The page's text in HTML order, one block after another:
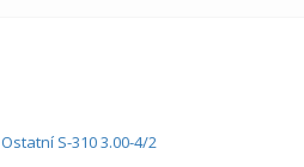
Ostatní S-3103.00-4/2